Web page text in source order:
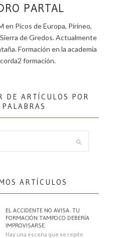
PARTAL
en Picos de Europa, Pirineo,
de Gredos. Actualmente
Formación en la academia
formación.
DE ARTÍCULOS POR
PALABRAS
ARTÍCULOS
EL ACCIDENTE NO AVISA. TU
FORMACIÓN TAMPOCO DEBERÍA
IMPROVISARSE.
Hay una escena que se repite